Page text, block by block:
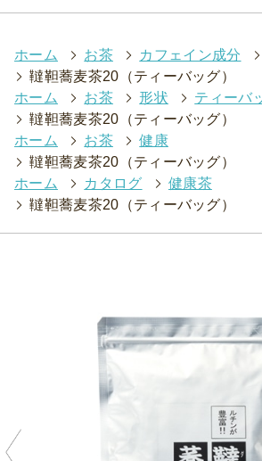
ホーム > お茶 > カフェイン成分 >
> 韃靼蕎麦茶20（ティーバッグ）
ホーム
> お茶 > 形状 > ティーバ
> 韃靼蕎麦茶20（ティーバッグ）
ホーム
> お茶 > 健康
> 韃靼蕎麦茶20（ティーバッグ）
ホーム
> カタログ > 健康茶
> 韃靼蕎麦茶20（ティーバッグ）